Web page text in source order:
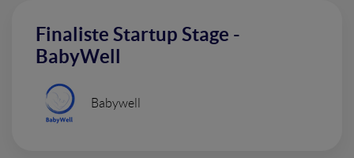
Finaliste Startup Stage -
BabyWell
Babywell